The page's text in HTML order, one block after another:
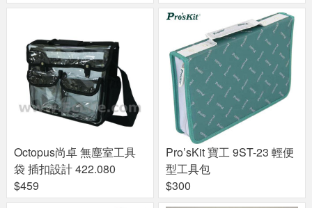
Octopus尚卓 無塵室工具
袋 插扣設計 422.080
$459
Pro’sKit 寶工 9ST-23 輕便
型工具包
$300